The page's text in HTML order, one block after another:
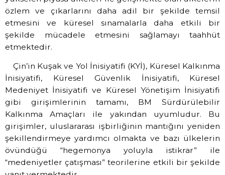
özlem ve çıkarlarını daha adil bir şekilde temsil
etmesini ve küresel sınamalarla daha etkili bir
şekilde mücadele etmesini sağlamayı taahhüt
etmektedir.
Çin’in Kuşak ve Yol İnisiyatifi (KYİ), Küresel Kalkınma
İnisiyatifi, Küresel Güvenlik İnisiyatifi, Küresel
Medeniyet İnisiyatifi ve Küresel Yönetişim İnisiyatifi
gibi girişimlerinin tamamı, BM Sürdürülebilir
Kalkınma Amaçları ile yakından uyumludur. Bu
girişimler, uluslararası işbirliğinin mantığını yeniden
şekillendirmeye yardımcı olmakta ve bazı ülkelerin
övündüğü “hegemonya yoluyla istikrar” ile
“medeniyetler çatışması” teorilerine etkili bir şekilde